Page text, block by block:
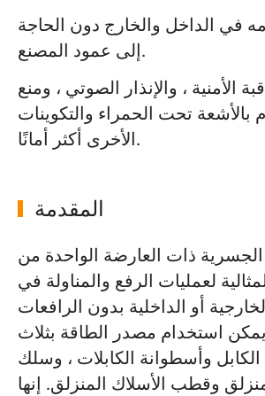
في الداخل والخارج دون الحاجة
إلى عمود المصنع.
الأمنية ، والإنذار الصوتي ، ومنع
بالأشعة تحت الحمراء والتكوينات
الأخرى أكثر أمانًا.
المقدمة
الجسرية ذات العارضة الواحدة من
لعمليات الرفع والمناولة في
أو الداخلية بدون الرافعات
استخدام مصدر الطاقة بثلاث
وأسطوانة الكابلات ، وسلك
وقطب الأسلاك المنزلق. إنها